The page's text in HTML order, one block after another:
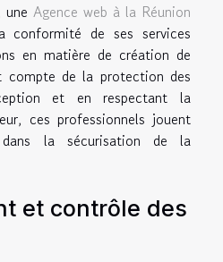
Agence web à la Réunion
conformité de ses services
en matière de création de
de la protection des
et en respectant la
ces professionnels jouent
la sécurisation de la
et contrôle des